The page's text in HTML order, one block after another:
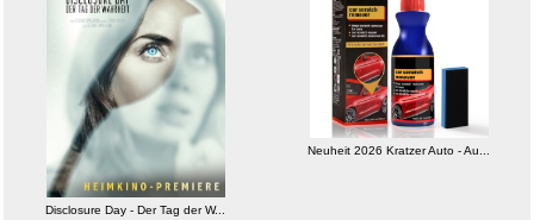
Runde und quadratische Acrylst...
Anzeige
Disclosure Day - Der Tag der W...
Neuheit 2026 Kratzer Auto - Au...